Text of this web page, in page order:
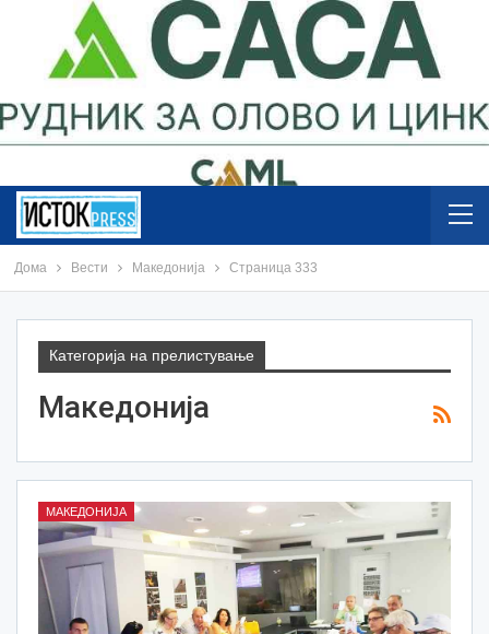
Дома Вести Македонија Страница 333
Категорија на прелистување
Македонија
МАКЕДОНИЈА